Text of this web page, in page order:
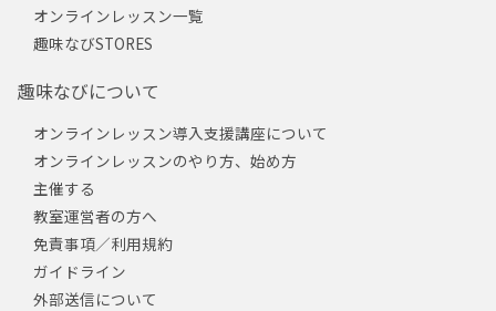
オンラインレッスン一覧
趣味なびSTORES
趣味なびについて
オンラインレッスン導入支援講座について
オンラインレッスンのやり方、始め方
主催する
教室運営者の方へ
免責事項／利用規約
ガイドライン
外部送信について